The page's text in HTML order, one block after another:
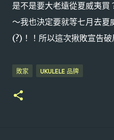
是不是要大老遠從夏威夷買
～我也決定要就等七月去夏
(?)！！所以這次揪敗宣告
敗家 UKULELE 品牌